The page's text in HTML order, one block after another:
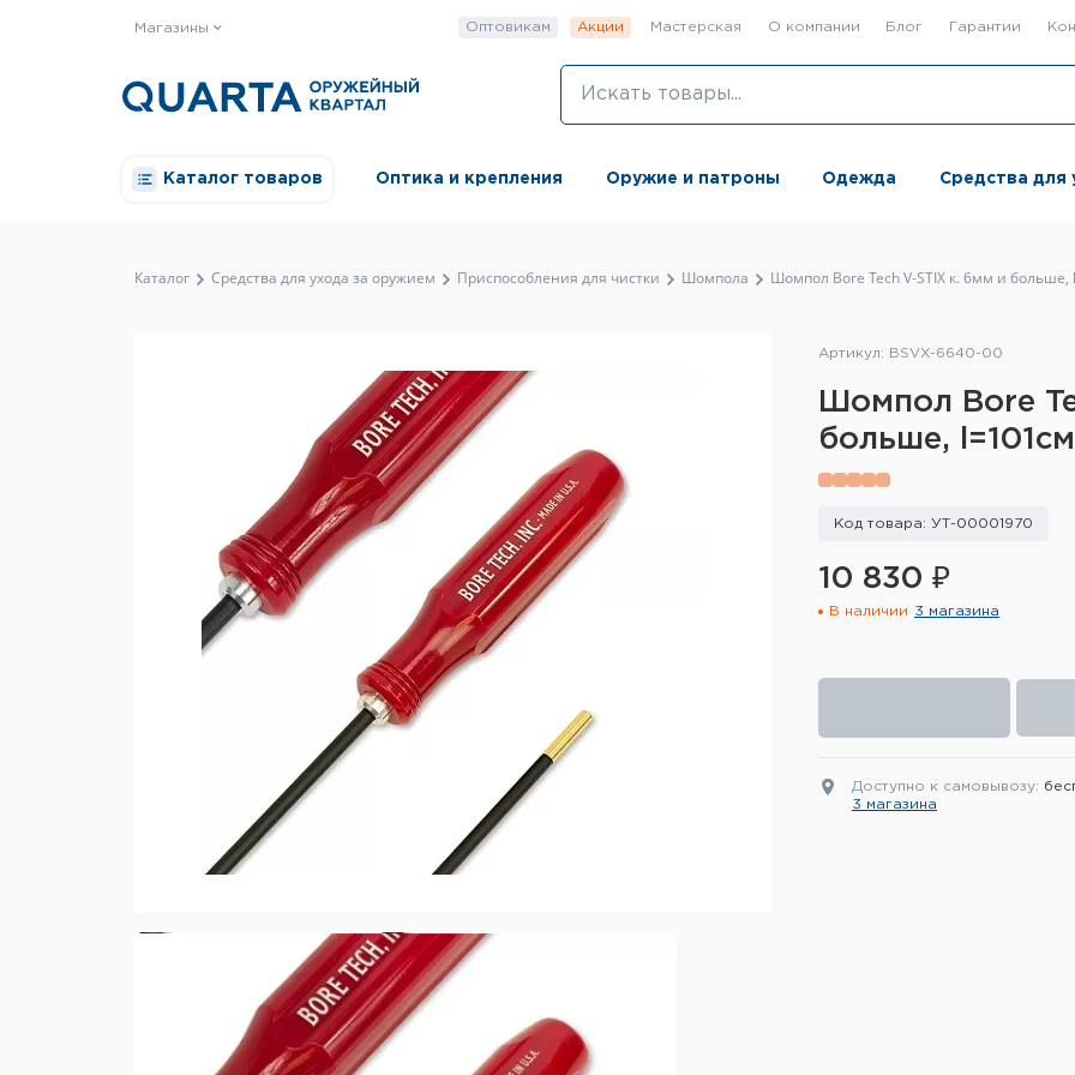
Магазины Оптовикам Акции Мастерская О компании Блог Гарантии
Каталог товаров Оптика и крепления Оружие и патроны Одежда Средства для
Каталог Средства для ухода за оружием Приспособления для чистки Шомпола Шомпол Bore Tech V-STIX к. 6мм и больше,
Артикул: BSVX-6640-00
Шомпол Bore
больше, l=101см
Код товара: УТ-00001970
10 830 ₽
В наличии 3 магазина
Доступно к самовывозу:
3 магазина